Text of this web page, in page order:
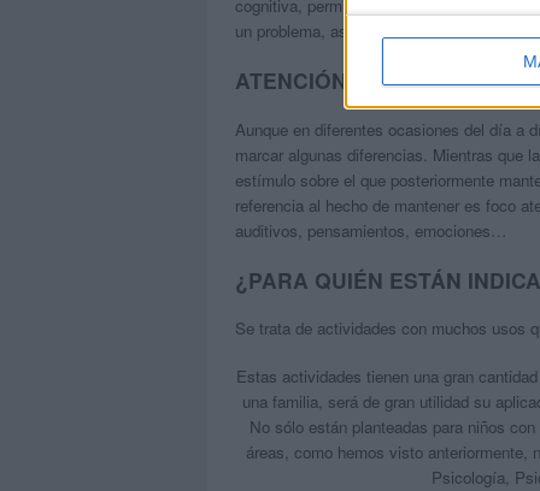
cognitiva, permitiendo con ello trabajar
un problema, aspectos sociales, etc.
ATENCIÓN Y
Aunque en diferentes ocasiones del día a
marcar algunas diferencias. Mientras que
estímulo sobre el que posteriormente
referencia al hecho de mantener es foco
auditivos, pensamientos, emociones…
¿PARA QUIÉN ESTÁN
Se trata de actividades con muchos usos
Estas actividades tienen una gran
una familia, será de gran utilidad su
No sólo están planteadas para niños
áreas, como hemos visto anteriormente,
Psicología,